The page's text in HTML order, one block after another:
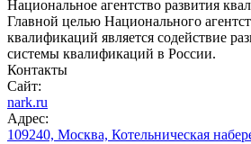
Национальное агентство развития
Главной целью Национального
квалификаций является содействие
системы квалификаций в России.
Контакты
Сайт:
nark.ru
Адрес:
109240, Москва, Котельническая